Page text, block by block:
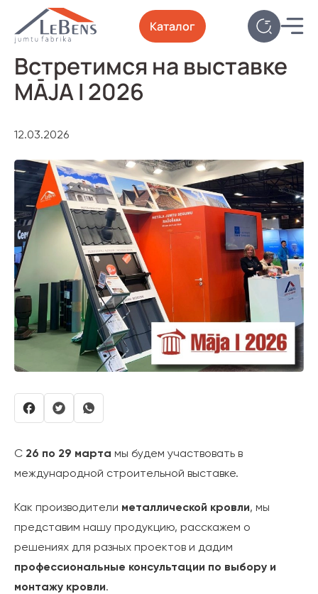
Каталог
Встретимся на выставке
MĀJA I 2026
12.03.2026
С 26 по 29 марта мы будем участвовать в
международной строительной выставке.
Как производители металлической кровли, мы
представим нашу продукцию, расскажем о
решениях для разных проектов и дадим
профессиональные консультации по выбору и
монтажу кровли.